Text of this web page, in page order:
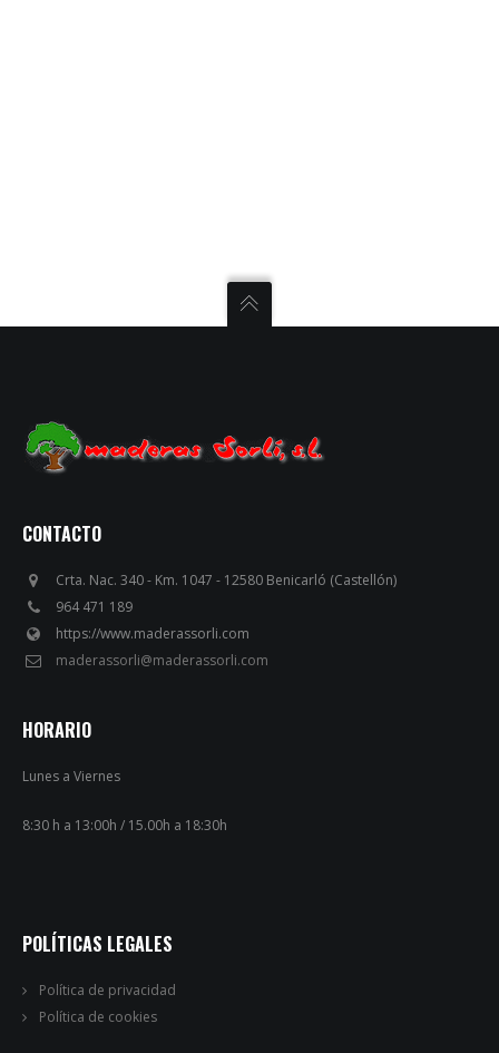
CONTACTO
Crta. Nac. 340 - Km. 1047 - 12580 Benicarló (Castellón)
964 471 189
https://www.maderassorli.com
maderassorli@maderassorli.com
HORARIO
Lunes a Viernes
8:30 h a 13:00h / 15.00h a 18:30h
POLÍTICAS LEGALES
Política de privacidad
Política de cookies